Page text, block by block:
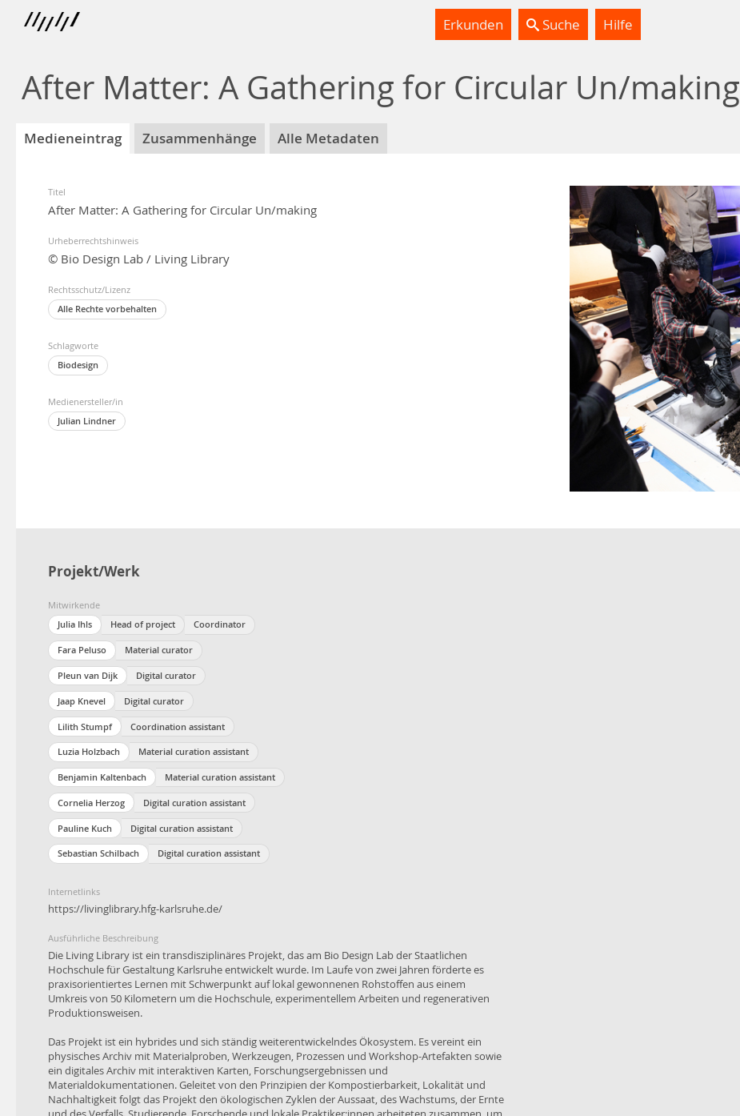
Erkunden Suche Hilfe
After Matter: A Gathering for Circular Un/making
Medieneintrag Zusammenhänge Alle Metadaten
Titel
After Matter: A Gathering for Circular Un/making
Urheberrechtshinweis
© Bio Design Lab / Living Library
Rechtsschutz/Lizenz
Alle Rechte vorbehalten
Schlagworte
Biodesign
Medienersteller/in
Julian Lindner
Projekt/Werk
Mitwirkende
Julia Ihls
Head of project Coordinator
Fara Peluso Material curator
Pleun van Dijk Digital curator
Jaap Knevel Digital curator
Lilith Stumpf Coordination assistant
Luzia Holzbach Material curation assistant
Benjamin Kaltenbach Material curation assistant
Cornelia Herzog Digital curation assistant
Pauline Kuch Digital curation assistant
Sebastian Schilbach Digital curation assistant
Internetlinks
https://livinglibrary.hfg-karlsruhe.de/
Ausführliche Beschreibung
Die Living Library ist ein transdisziplinäres Projekt, das am Bio Design Lab der Staatlichen
Hochschule für Gestaltung Karlsruhe entwickelt wurde. Im Laufe von zwei Jahren förderte es
praxisorientiertes Lernen mit Schwerpunkt auf lokal gewonnenen Rohstoffen aus einem
Umkreis von 50 Kilometern um die Hochschule, experimentellem Arbeiten und regenerativen
Produktionsweisen.
Das Projekt ist ein hybrides und sich ständig weiterentwickelndes Ökosystem. Es vereint ein
physisches Archiv mit Materialproben, Werkzeugen, Prozessen und Workshop-Artefakten sowie
ein digitales Archiv mit interaktiven Karten, Forschungsergebnissen und
Materialdokumentationen. Geleitet von den Prinzipien der Kompostierbarkeit, Lokalität und
Nachhaltigkeit folgt das Projekt den ökologischen Zyklen der Aussaat, des Wachstums, der Ernte